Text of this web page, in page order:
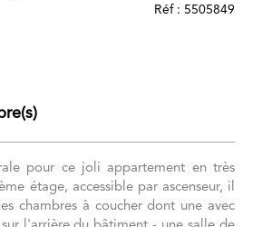
Réf : 5505849
pour ce joli appartement en très
étage, accessible par ascenseur, il
chambres à coucher dont une avec